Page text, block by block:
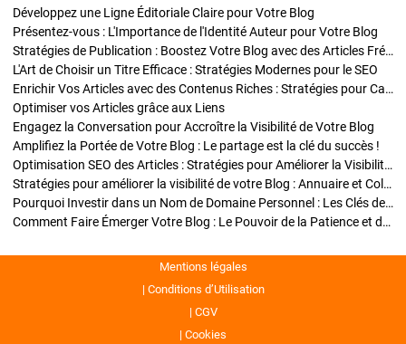
Développez une Ligne Éditoriale Claire pour Votre Blog
Présentez-vous : L'Importance de l'Identité Auteur pour Votre Blog
Stratégies de Publication : Boostez Votre Blog avec des Articles Fréquents et Exclusifs
L'Art de Choisir un Titre Efficace : Stratégies Modernes pour le SEO
Enrichir Vos Articles avec des Contenus Riches : Stratégies pour Captiver et Optimiser
Optimiser vos Articles grâce aux Liens
Engagez la Conversation pour Accroître la Visibilité de Votre Blog
Amplifiez la Portée de Votre Blog : Le partage est la clé du succès !
Optimisation SEO des Articles : Stratégies pour Améliorer la Visibilité de Votre Blog
Stratégies pour améliorer la visibilité de votre Blog : Annuaire et Collaborations
Pourquoi Investir dans un Nom de Domaine Personnel : Les Clés de la Réussite de Votre Blog
Comment Faire Émerger Votre Blog : Le Pouvoir de la Patience et de la Persévérance
Mentions légales
Conditions d’Utilisation
CGV
Cookies